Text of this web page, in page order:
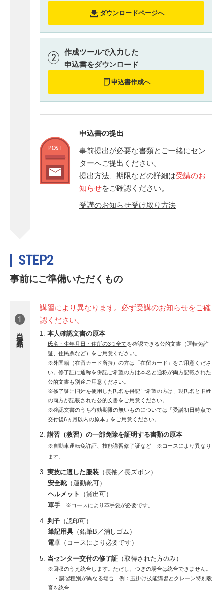
ダウンロードページへ
2
作成ツールで入力した
申込書をダウンロード
申込書作成へ
申込書の提出
事前提出が必要な書類とご一緒にセン
ターへご提出ください。
提出方法、期限などの詳細は受講のお
知らせをご確認ください。
受講のお知らせ受け取り方法
STEP2
事前にご準備いただくもの
1
当日持参品
講習により異なります。必ず受講のお知らせをご確
認ください。
本人確認文書の原本
氏名・生年月日・住所の3つ全てを確認できる公的文書（運転免許
証、住民票など）をご用意ください。
※外国籍（在留カード所持）の方は「在留カード」をご用意くださ
い。修了証に通称を併記ご希望の方は本名と通称が両方記載された
公的文書も別途ご用意ください。
※修了証に旧姓を使用した氏名を併記ご希望の方は、現氏名と旧姓
の両方が記載された公的文書をご用意ください。
※確認文書のうち有効期限の無いものについては「受講初日時点で
交付後6ヵ月以内の原本」をご用意ください。
講習（教習）の一部免除を証明する書類の原本
※自動車運転免許証、技能講習修了証など ※コースにより異なり
ます。
実技に適した服装 （長袖／長ズボン）
安全靴（運動靴可）
ヘルメット
（貸出可）
軍手※コースにより革手袋が必要です。
判子 （認印可）
筆記用具（鉛筆B／消しゴム）
電卓（コースにより必要です）
当センター交付の修了証 （取得された方のみ）
※回収のうえ統合します。ただし、つぎの場合は統合できません。
・講習種別が異なる場合 例：玉掛け技能講習とクレーン特別教
育を統合